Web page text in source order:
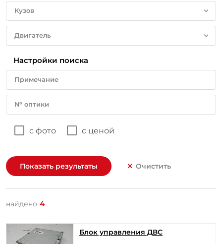
Кузов
Двигатель
Настройки поиска
Примечание
№ оптики
с фото с ценой
Показать результаты Очистить
найдено 4
Блок управления ДВС